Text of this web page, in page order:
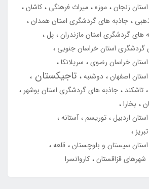
زنجان موزه میراث فرهنگی
کاشان
جاذبه های گردشگری استان همدان
های گردشگری استان مازندران پل
گردشگری استان خراسان جنوبی
خراسان رضوی
سریلانکا
اصفهان دوشنبه تاجیکستان
تاشکند
جاذبه های گردشگری استان بوشهر
بخارا
اردبیل توریسم آستانه
سیستان و بلوچستان قلعه
شهرهای قزاقستان کاروانسرا